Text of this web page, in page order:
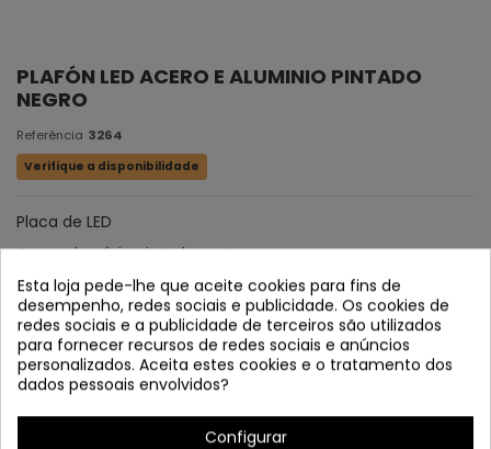
PLAFÓN LED ACERO E ALUMINIO PINTADO
NEGRO
Referência 3264
Verifique a disponibilidade
Placa de LED
Aço e alumínio pintado preto.
Esta loja pede-lhe que aceite cookies para fins de
desempenho, redes sociais e publicidade. Os cookies de
redes sociais e a publicidade de terceiros são utilizados
para fornecer recursos de redes sociais e anúncios
personalizados. Aceita estes cookies e o tratamento dos
dados pessoais envolvidos?
Configurar